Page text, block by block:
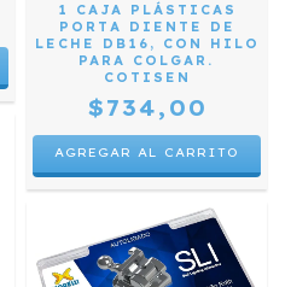
1 CAJA PLÁSTICAS
PORTA DIENTE DE
LECHE DB16, CON HILO
PARA COLGAR.
COTISEN
$734,00